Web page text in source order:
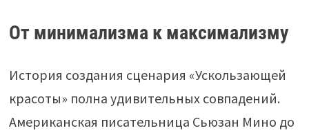
От минимализма к максимализму
История создания сценария «Ускользающей
красоты» полна удивительных совпадений.
Американская писательница Сьюзан Мино до